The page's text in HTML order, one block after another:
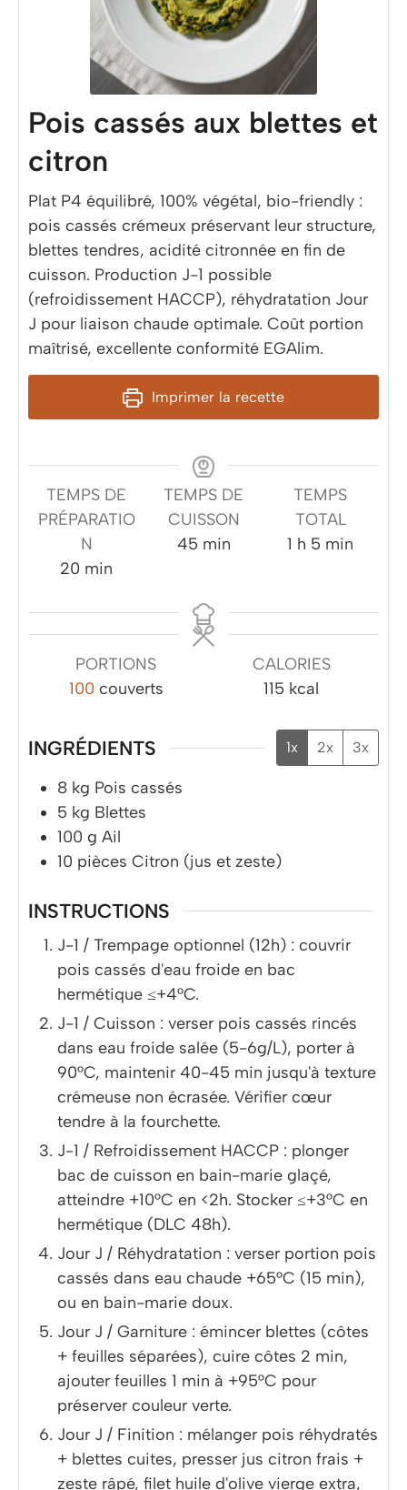
Pois cassés aux blettes et
citron
Plat P4 équilibré, 100% végétal, bio-friendly :
pois cassés crémeux préservant leur structure,
blettes tendres, acidité citronnée en fin de
cuisson. Production J-1 possible
(refroidissement HACCP), réhydratation Jour
J pour liaison chaude optimale. Coût portion
maîtrisé, excellente conformité EGAlim.
Imprimer la recette
TEMPS DE
PRÉPARATIO
N
20 minutes
min
TEMPS DE
CUISSON
45minutes
min
TEMPS
TOTAL
1 heure
h 5 minutes
min
PORTIONS
100 couverts
CALORIES
115 kcal
INGRÉDIENTS 1x 2x 3x
8 kg Pois cassés
5 kg Blettes
100 g Ail
10 pièces Citron (jus et zeste)
INSTRUCTIONS
J-1 / Trempage optionnel (12h) : couvrir
pois cassés d'eau froide en bac
hermétique ≤+4°C.
J-1 / Cuisson : verser pois cassés rincés
dans eau froide salée (5-6g/L), porter à
90°C, maintenir 40-45 min jusqu'à texture
crémeuse non écrasée. Vérifier cœur
tendre à la fourchette.
J-1 / Refroidissement HACCP : plonger
bac de cuisson en bain-marie glaçé,
atteindre +10°C en <2h. Stocker ≤+3°C en
hermétique (DLC 48h).
Jour J / Réhydratation : verser portion pois
cassés dans eau chaude +65°C (15 min),
ou en bain-marie doux.
Jour J / Garniture : émincer blettes (côtes
+ feuilles séparées), cuire côtes 2 min,
ajouter feuilles 1 min à +95°C pour
préserver couleur verte.
Jour J / Finition : mélanger pois réhydratés
+ blettes cuites, presser jus citron frais +
zeste râpé, filet huile d'olive vierge extra,